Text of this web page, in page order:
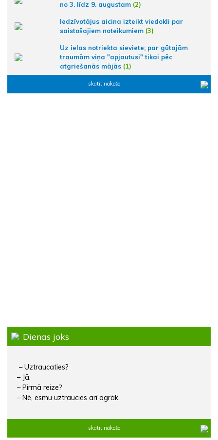
no 3. līdz 9. augustam (2)
Iedzīvotājus aicina izteikt viedokli par
saistošajiem noteikumiem (3)
Uz ielas notriekta sieviete; par gūtajām
traumām viņa "apjautusi" tikai pēc
atgriešanās mājās (1)
skatīt nākošo
Dienas joks
– Uztraucaties?
– Jā.
– Pirmā reize?
– Nē, esmu uztraucies arī agrāk.
skatīt nākošo